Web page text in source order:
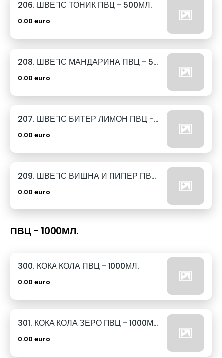
206. ШВЕПС ТОНИК ПВЦ - 500МЛ.
0.00 euro
208. ШВЕПС МАНДАРИНА ПВЦ - 500МЛ.
0.00 euro
207. ШВЕПС БИТЕР ЛИМОН ПВЦ - 500МЛ.
0.00 euro
209. ШВЕПС ВИШНА И ПИПЕР ПВЦ - 500МЛ.
0.00 euro
ПВЦ - 1000МЛ.
300. КОКА КОЛА ПВЦ - 1000МЛ.
0.00 euro
301. КОКА КОЛА ЗЕРО ПВЦ - 1000МЛ.
0.00 euro